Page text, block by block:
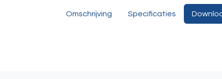
Omschrijving Specificaties